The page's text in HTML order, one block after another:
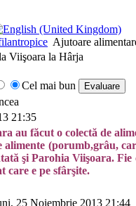
Ajutoare
Viişoara la Hârja
Cel mai bun
21:35
au făcut o colectă de
alimente (porumb,grâu,
şi Parohia Viişoara.
care e pe sfârşite.
25 Noiembrie 2013 21:44